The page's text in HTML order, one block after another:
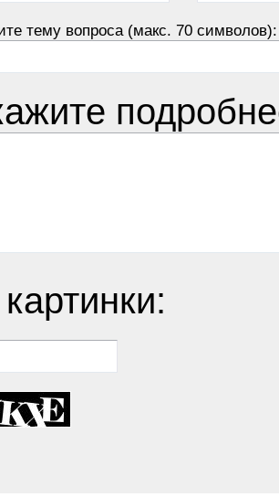
тему вопроса (макс. 70 символов):